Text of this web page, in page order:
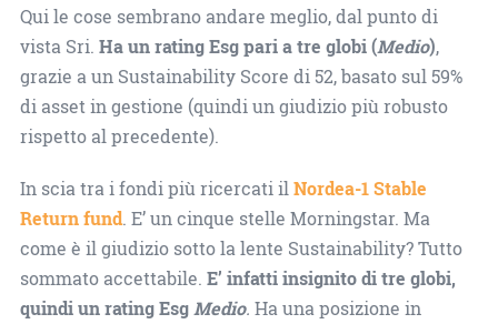
Qui le cose sembrano andare meglio, dal punto di
vista Sri. Ha un rating Esg pari a tre globi (Medio),
grazie a un Sustainability Score di 52, basato sul 59%
di asset in gestione (quindi un giudizio più robusto
rispetto al precedente).
In scia tra i fondi più ricercati ilNordea-1 Stable
Return fund. E’ un cinque stelle Morningstar. Ma
come è il giudizio sotto la lente Sustainability? Tutto
sommato accettabile. E’ infatti insignito di tre globi,
quindi un rating EsgMedio. Ha una posizione in